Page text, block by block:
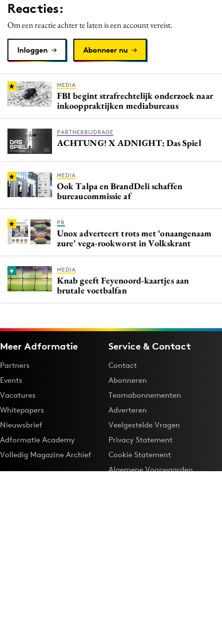
PR
Programmatic
Purpose Marketing
Reputatie & crisis
Reacties:
Om een reactie achter te laten is een account vereist.
Inloggen Abonneer nu
MEDIA
FBI begint strafrechtelijk onderzoek naar
inkooppraktijken mediabureaus
PARTNERBIJDRAGE
ACHTUNG! X ADNIGHT: Das Spiel
MEDIA
Ook Talpa en BrandDeli schaffen
bureaucommissie af
PR
Unox adverteert trots met ‘onaangenaam
zure’ vega-rookworst in Volkskrant
MEDIA
Knab geeft Feyenoord-kaartjes aan
brutale voetbalfan
Meer Adformatie
Partners
Events
Vacatures
Whitepapers
Nieuwsbrief
Adformatie Academy
Volledig Magazine Archief
Service & Contact
Contact
Abonneren
Teamabonnementen
Adverteren
Veelgestelde Vragen
Privacy Statement
Cookie Statement
Algemene Voorwaarden